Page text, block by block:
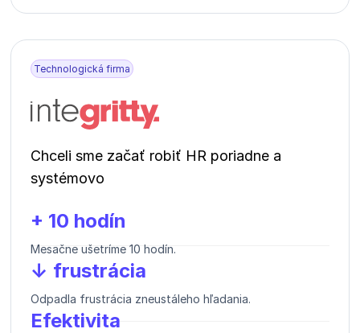
Technologická firma
Chceli sme začať robiť HR poriadne a
systémovo
+ 10 hodín
Mesačne ušetríme 10 hodín.
↓ frustrácia
Odpadla frustrácia zneustáleho hľadania.
Efektivita